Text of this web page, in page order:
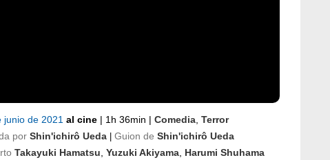
junio de 2021 al cine | 1h 36min | Comedia Terror
por Shin'ichirô Ueda | Guion de Shin'ichirô Ueda
Takayuki Hamatsu Yuzuki Akiyama Harumi Shuhama